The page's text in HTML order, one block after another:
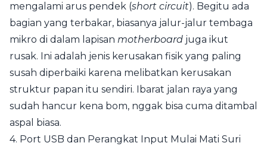
mengalami arus pendek (short circuit). Begitu ada
bagian yang terbakar, biasanya jalur-jalur tembaga
mikro di dalam lapisan motherboard juga ikut
rusak. Ini adalah jenis kerusakan fisik yang paling
susah diperbaiki karena melibatkan kerusakan
struktur papan itu sendiri. Ibarat jalan raya yang
sudah hancur kena bom, nggak bisa cuma ditambal
aspal biasa.
4. Port USB dan Perangkat Input Mulai Mati Suri